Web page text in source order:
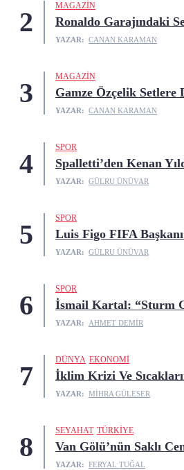
2
MAGAZIN
Ronaldo Garajındaki
YAZAR: CANAN KARAMAN
3
MAGAZIN
Gamze Özçelik Setlere
YAZAR: CANAN KARAMAN
4
SPOR
Spalletti’den Kenan
YAZAR: GÜLRU ÜNÜVAR
5
SPOR
Luis Figo FIFA
YAZAR: GÜLRU ÜNÜVAR
6
SPOR
İsmail Kartal: “Sturm
YAZAR: AHMET DEMIR
7
DÜNYA EKONOMI
İklim Krizi Ve
YAZAR: MIHRA GÜLESER
8
SEYAHAT TÜRKIYE
Van Gölü’nün Saklı
YAZAR: FERYAL TUĞAL